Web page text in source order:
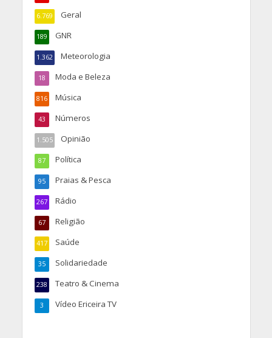
Geral
6.769
GNR
189
Meteorologia
1.362
Moda e Beleza
18
Música
816
Números
43
Opinião
1.505
Política
87
Praias & Pesca
95
Rádio
267
Religião
67
Saúde
417
Solidariedade
35
Teatro & Cinema
238
Vídeo Ericeira TV
3